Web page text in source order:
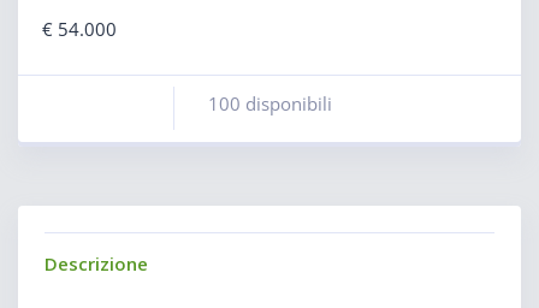
€54.000
100 disponibili
Descrizione